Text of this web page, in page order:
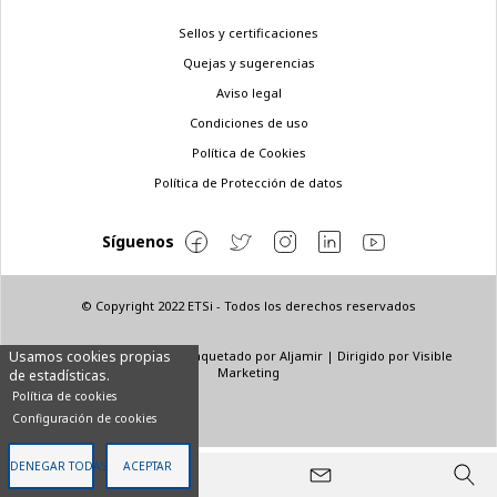
Usamos cookies propias
de estadísticas.
Política de cookies
Configuración de cookies
DENEGAR TODAS ACEPTAR
© Copyright 2022 ETSi - Todos los derechos reservados
Sellos y certificaciones
Quejas y sugerencias
Aviso legal
Condiciones de uso
Política de Cookies
Política de Protección de datos
Síguenos
Diseñado porINNN| Maquetado por Aljamir| Dirigido por Visible
Marketing